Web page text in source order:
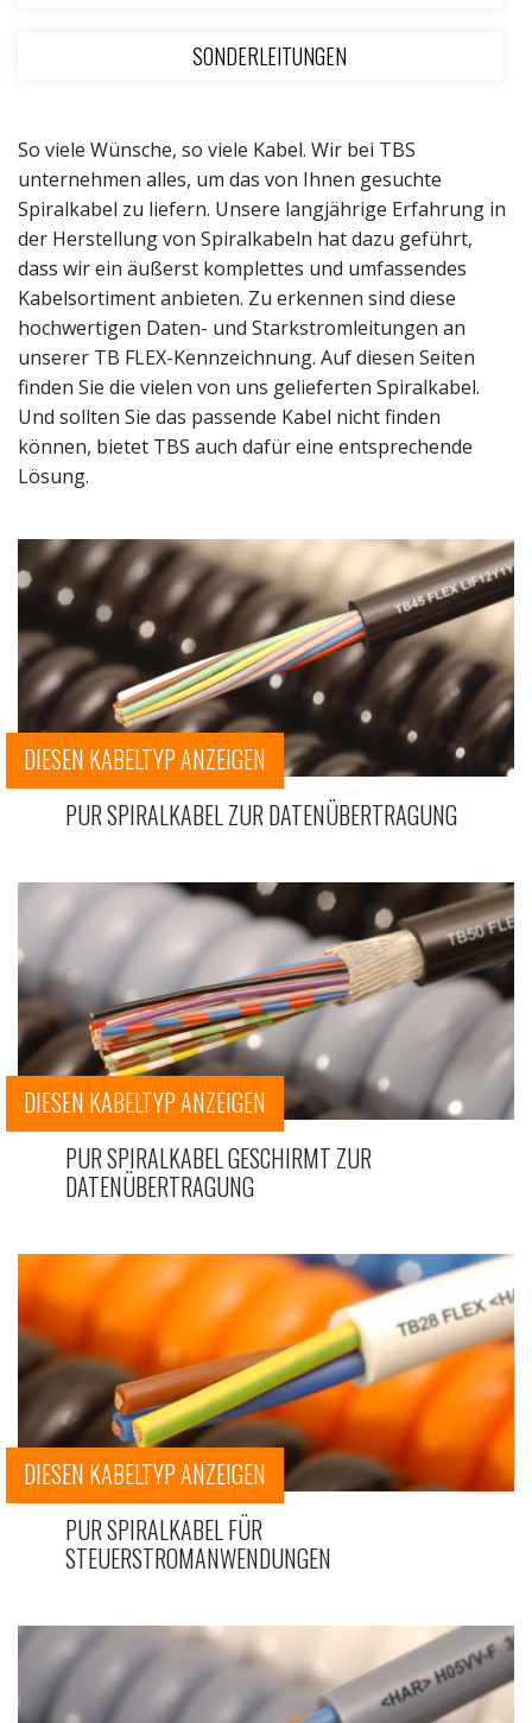
SONDERLEITUNGEN
So viele Wünsche, so viele Kabel. Wir bei TBS
unternehmen alles, um das von Ihnen gesuchte
Spiralkabel zu liefern. Unsere langjährige Erfahrung in
der Herstellung von Spiralkabeln hat dazu geführt,
dass wir ein äußerst komplettes und umfassendes
Kabelsortiment anbieten. Zu erkennen sind diese
hochwertigen Daten- und Starkstromleitungen an
unserer TB FLEX-Kennzeichnung. Auf diesen Seiten
finden Sie die vielen von uns gelieferten Spiralkabel.
Und sollten Sie das passende Kabel nicht finden
können, bietet TBS auch dafür eine entsprechende
Lösung.
DIESEN KABELTYP ANZEIGEN
PUR SPIRALKABEL ZUR DATENÜBERTRAGUNG
DIESEN KABELTYP ANZEIGEN
PUR SPIRALKABEL GESCHIRMT ZUR
DATENÜBERTRAGUNG
DIESEN KABELTYP ANZEIGEN
PUR SPIRALKABEL FÜR
STEUERSTROMANWENDUNGEN